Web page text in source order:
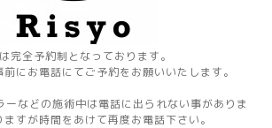
完全予約制となっております。
にお電話にてご予約をお願いいたします。
などの施術中は電話に出られない事がありま
すが時間をあけて再度お電話下さい。